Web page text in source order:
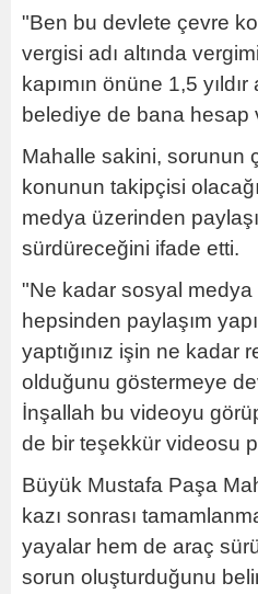
"Ben bu devlete çevre
vergisi adı altında
kapımın önüne 1,5
belediye de bana hesap
Mahalle sakini, sorunun
konunun takipçisi
medya üzerinden
sürdüreceğini ifade etti.
"Ne kadar sosyal medya
hepsinden paylaşım
yaptığınız işin ne kadar
olduğunu göstermeye
İnşallah bu videoyu
de bir teşekkür videosu
Büyük Mustafa Paşa
kazı sonrası
yayalar hem de araç
sorun oluşturduğunu